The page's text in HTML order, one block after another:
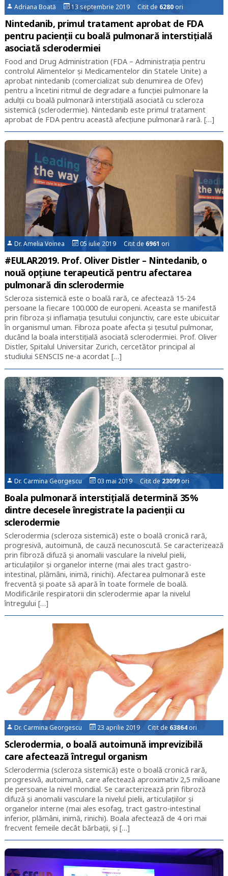
Adriana Boată 13 septembrie 2019 Citit de 6280ori
Nintedanib, primul tratament aprobat de FDA
pentru pacienții cu boală pulmonară interstițială
asociată sclerodermiei
Food and Drug Administration (FDA – Administrația pentru
controlul Alimentelor și Medicamentelor din Statele Unite) a
aprobat nintedanib (comercializat sub denumirea de Ofev)
pentru a încetini ritmul de degradare a funcției pulmonare la
adulții cu boală pulmonară interstițială asociată cu scleroza
sistemică (sclerodermie). Nintedanib este primul tratament
aprobat de FDA pentru această afecțiune pulmonară rară. […]
Dr. Amelia Voinea 05 iulie 2019 Citit de 6961 ori
#EULAR2019. Prof. Oliver Distler – Nintedanib, o
nouă opțiune terapeutică pentru afectarea
pulmonară din sclerodermie
Scleroza sistemică este o boală rară, ce afectează 15-24
persoane la fiecare 100.000 de europeni. Aceasta se manifestă
prin fibroza și inflamația țesutului conjunctiv, care este ubicuitar
în organismul uman. Fibroza poate afecta și țesutul pulmonar,
ducând la boala interstițială asociată sclerodermiei. Prof. Oliver
Distler, Spitalul Universitar Zurich, cercetător principal al
studiului SENSCIS ne-a acordat […]
Dr. Carmina Georgescu 03 mai 2019 Citit de 23099 ori
Boala pulmonară interstițială determină 35%
dintre decesele înregistrate la pacienții cu
sclerodermie
Sclerodermia (scleroza sistemică) este o boală cronică rară,
progresivă, autoimună, de cauză necunoscută. Se caracterizează
prin fibroză difuză și anomalii vasculare la nivelul pielii,
articulațiilor și organelor interne (mai ales tract gastro-
intestinal, plămâni, inimă, rinichi). Afectarea pulmonară este
frecventă și poate să apară în toate formele de boală.
Modificările respiratorii din sclerodermie apar la nivelul
întregului […]
Dr. Carmina Georgescu 23 aprilie 2019 Citit de 63864 ori
Sclerodermia, o boală autoimună imprevizibilă
care afectează întregul organism
Sclerodermia (scleroza sistemică) este o boală cronică rară,
progresivă, autoimună, care afectează aproximativ 2,5 milioane
de persoane la nivel mondial. Se caracterizează prin fibroză
difuză și anomalii vasculare la nivelul pielii, articulațiilor și
organelor interne (mai ales esofag, tract gastro-intestinal
inferior, plămâni, inimă, rinichi). Boala afectează de 4 ori mai
frecvent femeile decât bărbații, și […]